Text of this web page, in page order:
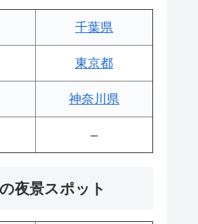
千葉県
東京都
神奈川県
–
夜景スポット